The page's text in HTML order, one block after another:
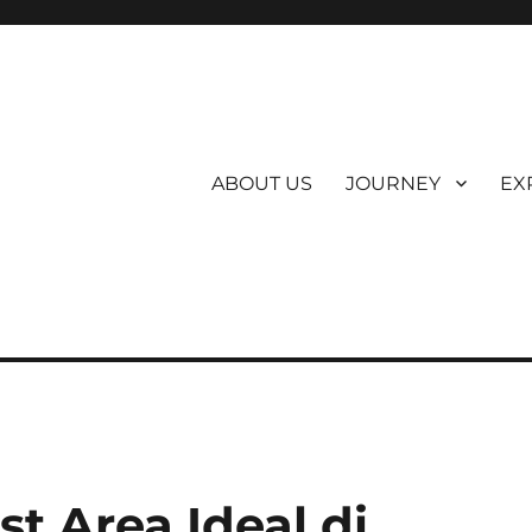
ABOUT US JOURNEY